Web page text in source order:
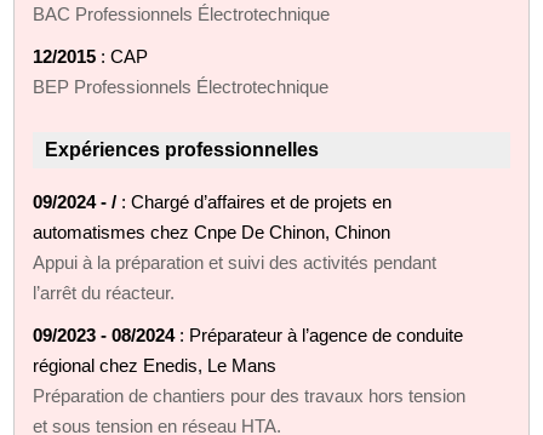
BAC Professionnels Électrotechnique
12/2015 : CAP
BEP Professionnels Électrotechnique
Expériences professionnelles
09/2024 - / : Chargé d’affaires et de projets en
automatismes chez Cnpe De Chinon, Chinon
Appui à la préparation et suivi des activités pendant
l’arrêt du réacteur.
09/2023 - 08/2024: Préparateur à l’agence de conduite
régional chez Enedis, Le Mans
Préparation de chantiers pour des travaux hors tension
et sous tension en réseau HTA.